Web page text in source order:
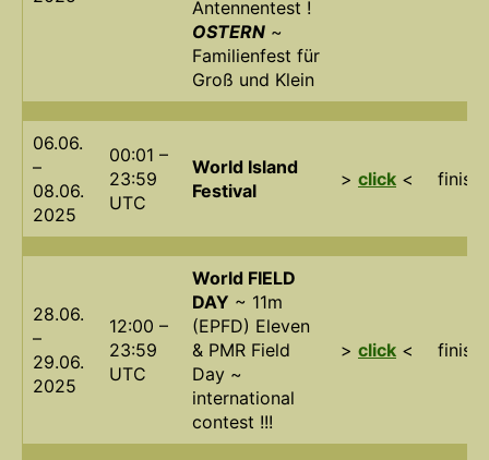
Antennentest !
OSTERN ~
Familienfest für
Groß und Klein
06.06.
–
08.06.
2025
00:01 –
23:59
UTC
World Island
Festival
> click < finish
28.06.
–
29.06.
2025
12:00 –
23:59
UTC
World FIELD
DAY ~ 11m
(EPFD) Eleven
& PMR Field
Day ~
international
contest !!!
> click < finish